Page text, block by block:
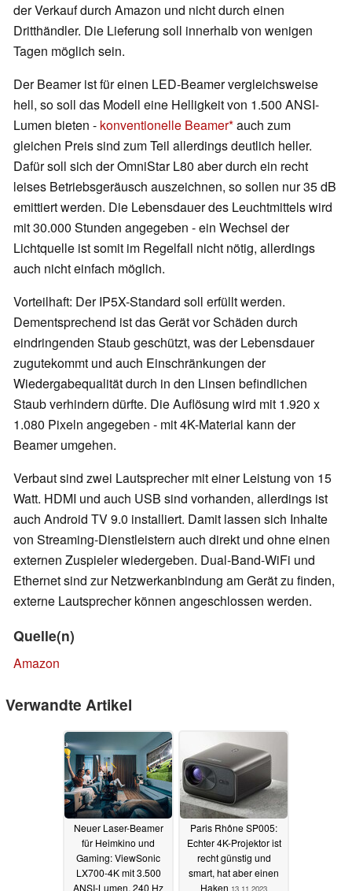
der Verkauf durch Amazon und nicht durch einen
Dritthändler. Die Lieferung soll innerhalb von wenigen
Tagen möglich sein.
Der Beamer ist für einen LED-Beamer vergleichsweise
hell, so soll das Modell eine Helligkeit von 1.500 ANSI-
Lumen bieten - konventionelle Beamer auch zum
gleichen Preis sind zum Teil allerdings deutlich heller.
Dafür soll sich der OmniStar L80 aber durch ein recht
leises Betriebsgeräusch auszeichnen, so sollen nur 35 dB
emittiert werden. Die Lebensdauer des Leuchtmittels wird
mit 30.000 Stunden angegeben - ein Wechsel der
Lichtquelle ist somit im Regelfall nicht nötig, allerdings
auch nicht einfach möglich.
Vorteilhaft: Der IP5X-Standard soll erfüllt werden.
Dementsprechend ist das Gerät vor Schäden durch
eindringenden Staub geschützt, was der Lebensdauer
zugutekommt und auch Einschränkungen der
Wiedergabequalität durch in den Linsen befindlichen
Staub verhindern dürfte. Die Auflösung wird mit 1.920 x
1.080 Pixeln angegeben - mit 4K-Material kann der
Beamer umgehen.
Verbaut sind zwei Lautsprecher mit einer Leistung von 15
Watt. HDMI und auch USB sind vorhanden, allerdings ist
auch Android TV 9.0 installiert. Damit lassen sich Inhalte
von Streaming-Dienstleistern auch direkt und ohne einen
externen Zuspieler wiedergeben. Dual-Band-WiFi und
Ethernet sind zur Netzwerkanbindung am Gerät zu finden,
externe Lautsprecher können angeschlossen werden.
Quelle(n)
Amazon
Verwandte Artikel
Neuer Laser-Beamer
für Heimkino und
Gaming: ViewSonic
LX700-4K mit 3.500
ANSI-Lumen, 240 Hz
Paris Rhône SP005:
Echter 4K-Projektor ist
recht günstig und
smart, hat aber einen
Haken